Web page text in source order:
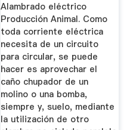
Alambrado eléctrico
Producción Animal. Como
toda corriente eléctrica
necesita de un circuito
para circular, se puede
hacer es aprovechar el
caño chupador de un
molino o una bomba,
siempre y, suelo, mediante
la utilización de otro